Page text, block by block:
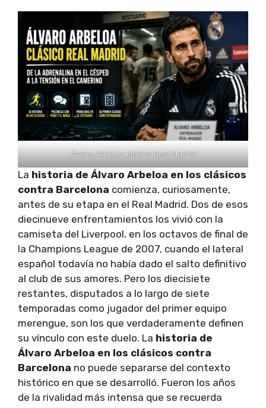
Álvaro Arbeloa clásico Real Madrid
La historia de Álvaro Arbeloa en los clásicos
contra Barcelona comienza, curiosamente,
antes de su etapa en el Real Madrid. Dos de esos
diecinueve enfrentamientos los vivió con la
camiseta del Liverpool, en los octavos de final de
la Champions League de 2007, cuando el lateral
español todavía no había dado el salto definitivo
al club de sus amores. Pero los diecisiete
restantes, disputados a lo largo de siete
temporadas como jugador del primer equipo
merengue, son los que verdaderamente definen
su vínculo con este duelo. La historia de
Álvaro Arbeloa en los clásicos contra
Barcelona no puede separarse del contexto
histórico en que se desarrolló. Fueron los años
de la rivalidad más intensa que se recuerda